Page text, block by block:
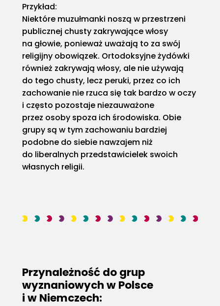
Przykład:
Niektóre muzułmanki noszą w przestrzeni
publicznej chusty zakrywające włosy
na głowie, ponieważ uważają to za swój
religijny obowiązek. Ortodoksyjne żydówki
również zakrywają włosy, ale nie używają
do tego chusty, lecz peruki, przez co ich
zachowanie nie rzuca się tak bardzo w oczy
i często pozostaje niezauważone
przez osoby spoza ich środowiska. Obie
grupy są w tym zachowaniu bardziej
podobne do siebie nawzajem niż
do liberalnych przedstawicielek swoich
własnych religii.
Przynależność do grup
wyznaniowych w Polsce
i w Niemczech: